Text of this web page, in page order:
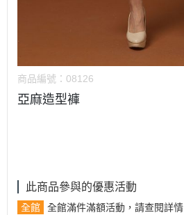
商品編號： 08126
亞麻造型褲
此商品參與的優惠活動
全館 全館滿件滿額活動，請查閱詳情